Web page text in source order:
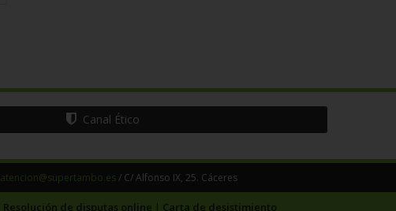
Canal Ético
atencion@supertambo.es/ C/ Alfonso IX, 25. Cáceres
Resolución de disputas online | Carta de desistimiento